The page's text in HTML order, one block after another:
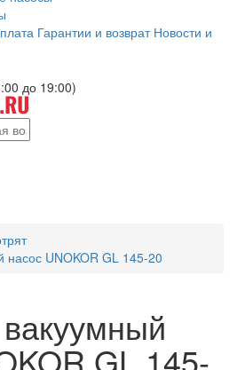
Гарантии и возврат Новости и
до 19:00)
насос UNOKOR GL 145-20